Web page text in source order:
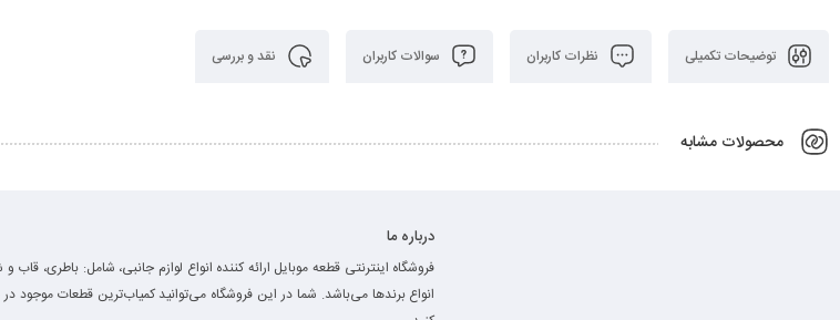
توضیحات تکمیلی نظرات کاربران سوالات کاربران نقد و بررسی
محصولات مشابه
درباره ما
فروشگاه اینترنتی قطعه موبایل ارائه کننده انواع لوازم جانبی، شامل: باطری،
انواع برند‌ها می‌باشد. شما در این فروشگاه می‌توانید کمیاب‌ترین قطعات موجود در